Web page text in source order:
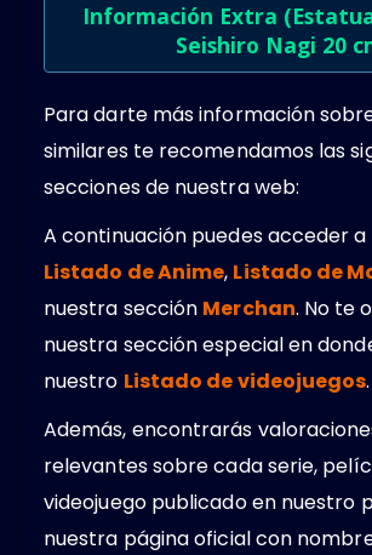
Información Extra
Seishiro Nagi 20
Para darte más información
similares te recomendamos las
secciones de nuestra web:
A continuación puedes acceder
Listado de Anime, Listado de
nuestra sección Merchan. No te
nuestra sección especial en
nuestro Listado de videojuegos.
Además, encontrarás
relevantes sobre cada serie,
videojuego publicado en nuestro
nuestra página oficial con